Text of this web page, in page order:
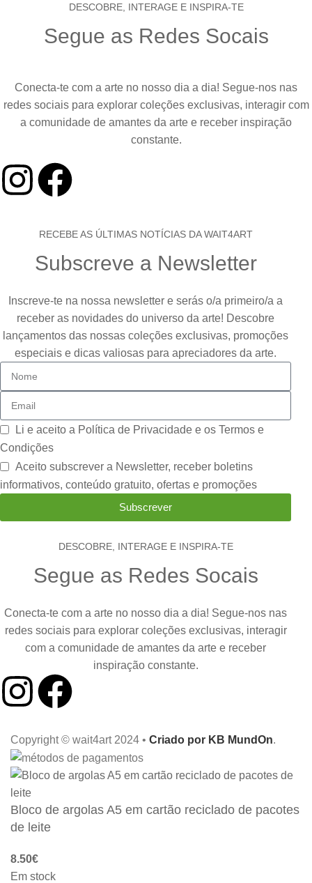
DESCOBRE, INTERAGE E INSPIRA-TE
Segue as Redes Socais
Conecta-te com a arte no nosso dia a dia! Segue-nos nas
redes sociais para explorar coleções exclusivas, interagir com
a comunidade de amantes da arte e receber inspiração
constante.
RECEBE AS ÚLTIMAS NOTÍCIAS DA WAIT4ART
Subscreve a Newsletter
Inscreve-te na nossa newsletter e serás o/a primeiro/a a
receber as novidades do universo da arte! Descobre
lançamentos das nossas coleções exclusivas, promoções
especiais e dicas valiosas para apreciadores da arte.
Li e aceito a Política de Privacidade e os Termos e
Condições
Aceito subscrever a Newsletter, receber boletins
informativos, conteúdo gratuito, ofertas e promoções
Subscrever
DESCOBRE, INTERAGE E INSPIRA-TE
Segue as Redes Socais
Conecta-te com a arte no nosso dia a dia! Segue-nos nas
redes sociais para explorar coleções exclusivas, interagir
com a comunidade de amantes da arte e receber
inspiração constante.
Copyright © wait4art 2024 • Criado por KB MundOn.
Bloco de argolas A5 em cartão reciclado de pacotes
de leite
8.50€
Em stock